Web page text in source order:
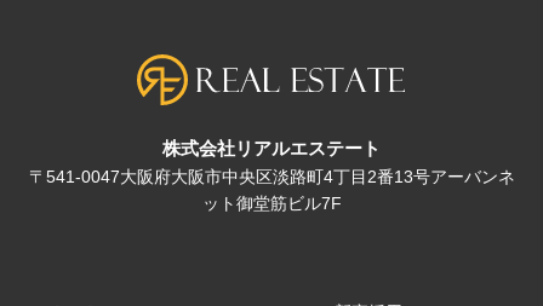
株式会社リアルエステート
〒541-0047大阪府大阪市中央区淡路町4丁目2番13号アーバンネ
ット御堂筋ビル7F